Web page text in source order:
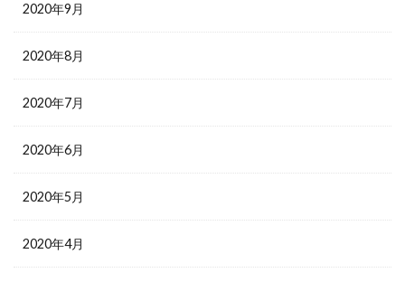
2020年9月
2020年8月
2020年7月
2020年6月
2020年5月
2020年4月